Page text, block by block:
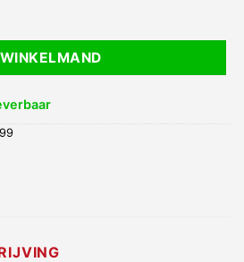
flens - 51mm/2" aantal